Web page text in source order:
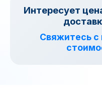
Интересует
Свяжитесь с